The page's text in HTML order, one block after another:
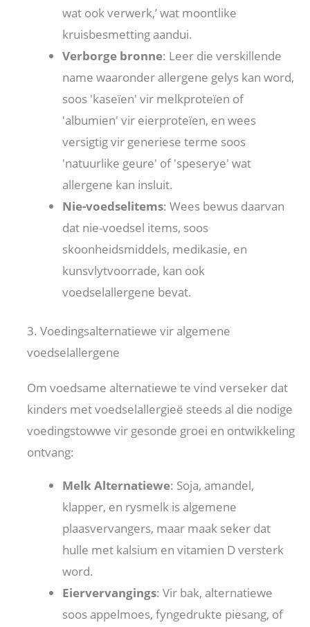
wat ook verwerk,’ wat moontlike
kruisbesmetting aandui.
Verborge bronne: Leer die verskillende
name waaronder allergene gelys kan word,
soos 'kaseïen' vir melkproteïen of
'albumien' vir eierproteïen, en wees
versigtig vir generiese terme soos
'natuurlike geure' of 'speserye' wat
allergene kan insluit.
Nie-voedselitems: Wees bewus daarvan
dat nie-voedsel items, soos
skoonheidsmiddels, medikasie, en
kunsvlytvoorrade, kan ook
voedselallergene bevat.
3. Voedingsalternatiewe vir algemene
voedselallergene
Om voedsame alternatiewe te vind verseker dat
kinders met voedselallergieë steeds al die nodige
voedingstowwe vir gesonde groei en ontwikkeling
ontvang:
Melk Alternatiewe: Soja, amandel,
klapper, en rysmelk is algemene
plaasvervangers, maar maak seker dat
hulle met kalsium en vitamien D versterk
word.
Eiervervangings: Vir bak, alternatiewe
soos appelmoes, fyngedrukte piesang, of